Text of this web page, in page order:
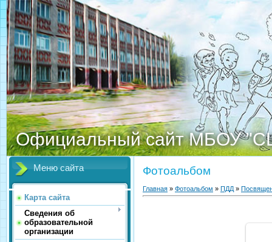
Официальный сайт МБОУ
Меню сайта
Карта сайта
Сведения об
образовательной
организации
Фотоальбом
Главная » Фотоальбом » ПДД »